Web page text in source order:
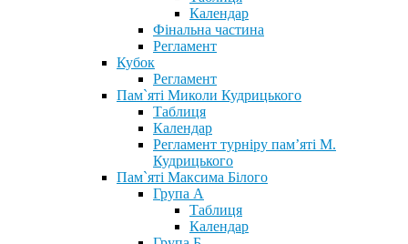
Календар
Фінальна частина
Регламент
Кубок
Регламент
Пам`яті Миколи Кудрицького
Таблиця
Календар
Регламент турніру пам’яті М.
Кудрицького
Пам`яті Максима Білого
Група А
Таблиця
Календар